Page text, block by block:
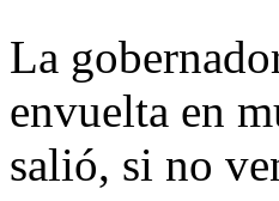
La
envuelta en
salió, si no